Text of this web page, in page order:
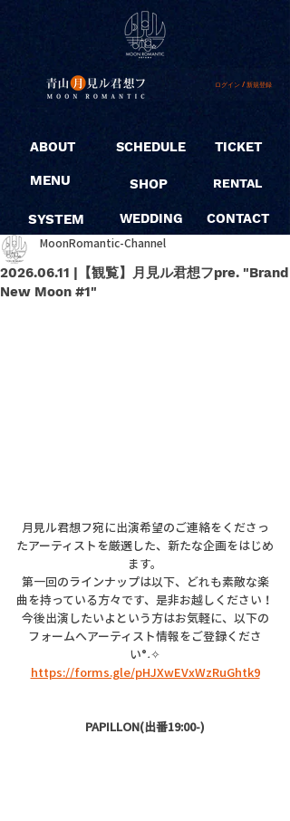
ログイン / 新規登録
ABOUT
MENU
SYSTEM
SCHEDULE
SHOP
WEDDING
TICKET
RENTAL
CONTACT
2026.06.11 |【観覧】月見ル君想フpre. "Brand
New Moon #1"
MoonRomantic-Channel
月見ル君想フ宛に出演希望のご連絡をくださっ
たアーティストを厳選した、新たな企画をはじめ
ます。
第一回のラインナップは以下、どれも素敵な楽
曲を持っている方々です、是非お越しください！
今後出演したいよという方はお気軽に、以下の
フォームへアーティスト情報をご登録くださ
い°˖✧
https://forms.gle/pHJXwEVxWzRuGhtk9
PAPILLON(出番19:00-)